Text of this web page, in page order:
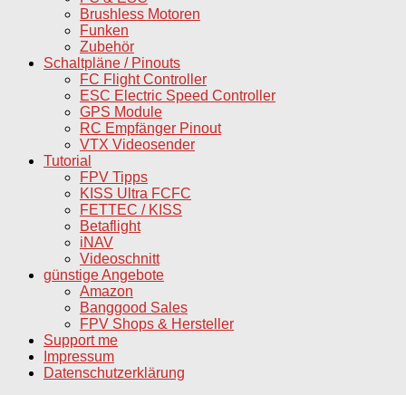
Brushless Motoren
Funken
Zubehör
Schaltpläne / Pinouts
FC Flight Controller
ESC Electric Speed Controller
GPS Module
RC Empfänger Pinout
VTX Videosender
Tutorial
FPV Tipps
KISS Ultra FCFC
FETTEC / KISS
Betaflight
iNAV
Videoschnitt
günstige Angebote
Amazon
Banggood Sales
FPV Shops & Hersteller
Support me
Impressum
Datenschutzerklärung